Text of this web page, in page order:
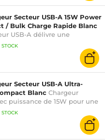
Secteur USB-A 15W Power
/ Bulk Charge Rapide Blanc
USB-A délivre une
de 15W et une intensité de
STOCK
Secteur USB-A Ultra-
Blanc Chargeur
puissance de 15W pour une
efficace de vos smartphones,
appareils
STOCK